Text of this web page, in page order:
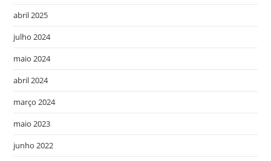
abril 2025
julho 2024
maio 2024
abril 2024
março 2024
maio 2023
junho 2022